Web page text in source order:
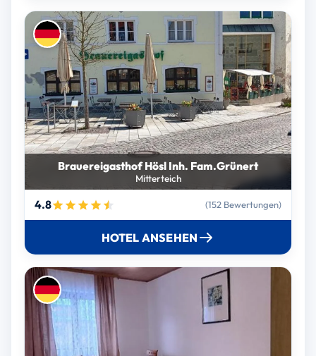
Brauereigasthof Hösl Inh. Fam.Grünert
Mitterteich
4.8 (152 Bewertungen)
HOTEL ANSEHEN